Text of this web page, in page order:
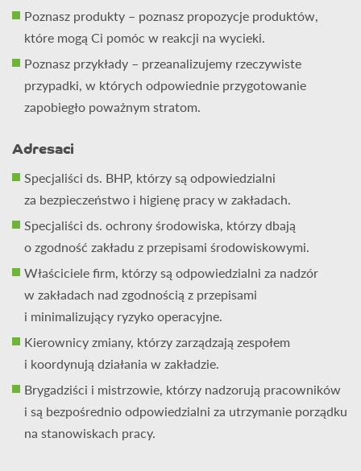
Poznasz produkty – poznasz propozycje produktów,
które mogą Ci pomóc w reakcji na wycieki.
Poznasz przykłady – przeanalizujemy rzeczywiste
przypadki, w których odpowiednie przygotowanie
zapobiegło poważnym stratom.
Adresaci
Specjaliści ds. BHP, którzy są odpowiedzialni
za bezpieczeństwo i higienę pracy w zakładach.
Specjaliści ds. ochrony środowiska, którzy dbają
o zgodność zakładu z przepisami środowiskowymi.
Właściciele firm, którzy są odpowiedzialni za nadzór
w zakładach nad zgodnością z przepisami
i minimalizujący ryzyko operacyjne.
Kierownicy zmiany, którzy zarządzają zespołem
i koordynują działania w zakładzie.
Brygadziści i mistrzowie, którzy nadzorują pracowników
i są bezpośrednio odpowiedzialni za utrzymanie porządku
na stanowiskach pracy.